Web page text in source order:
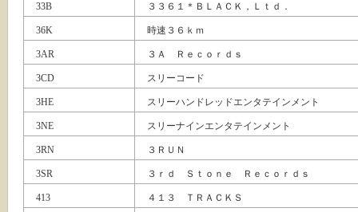
33B ３３６１＊ＢＬＡＣＫ，Ｌｔｄ．
36K 時速３６ｋｍ
3AR ３Ａ Ｒｅｃｏｒｄｓ
3CD スリーコード
3HE スリーハンドレッドエンタテインメント
3NE スリーナインエンタテインメント
3RN ３ＲＵＮ
3SR ３ｒｄ Ｓｔｏｎｅ Ｒｅｃｏｒｄｓ
413 ４１３ ＴＲＡＣＫＳ